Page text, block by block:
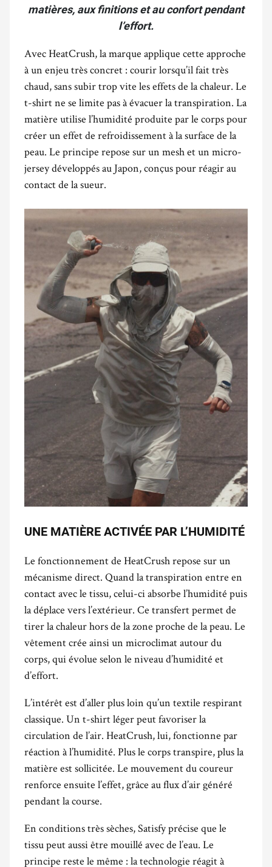
matières, aux finitions et au confort pendant
l’effort.
Avec HeatCrush, la marque applique cette approche
à un enjeu très concret : courir lorsqu’il fait très
chaud, sans subir trop vite les effets de la chaleur. Le
t-shirt ne se limite pas à évacuer la transpiration. La
matière utilise l’humidité produite par le corps pour
créer un effet de refroidissement à la surface de la
peau. Le principe repose sur un mesh et un micro-
jersey développés au Japon, conçus pour réagir au
contact de la sueur.
UNE MATIÈRE ACTIVÉE PAR L’HUMIDITÉ
Le fonctionnement de HeatCrush repose sur un
mécanisme direct. Quand la transpiration entre en
contact avec le tissu, celui-ci absorbe l’humidité puis
la déplace vers l’extérieur. Ce transfert permet de
tirer la chaleur hors de la zone proche de la peau. Le
vêtement crée ainsi un microclimat autour du
corps, qui évolue selon le niveau d’humidité et
d’effort.
L’intérêt est d’aller plus loin qu’un textile respirant
classique. Un t-shirt léger peut favoriser la
circulation de l’air. HeatCrush, lui, fonctionne par
réaction à l’humidité. Plus le corps transpire, plus la
matière est sollicitée. Le mouvement du coureur
renforce ensuite l’effet, grâce au flux d’air généré
pendant la course.
En conditions très sèches, Satisfy précise que le
tissu peut aussi être mouillé avec de l’eau. Le
principe reste le même : la technologie réagit à